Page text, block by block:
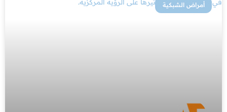
أمراض الشبكية